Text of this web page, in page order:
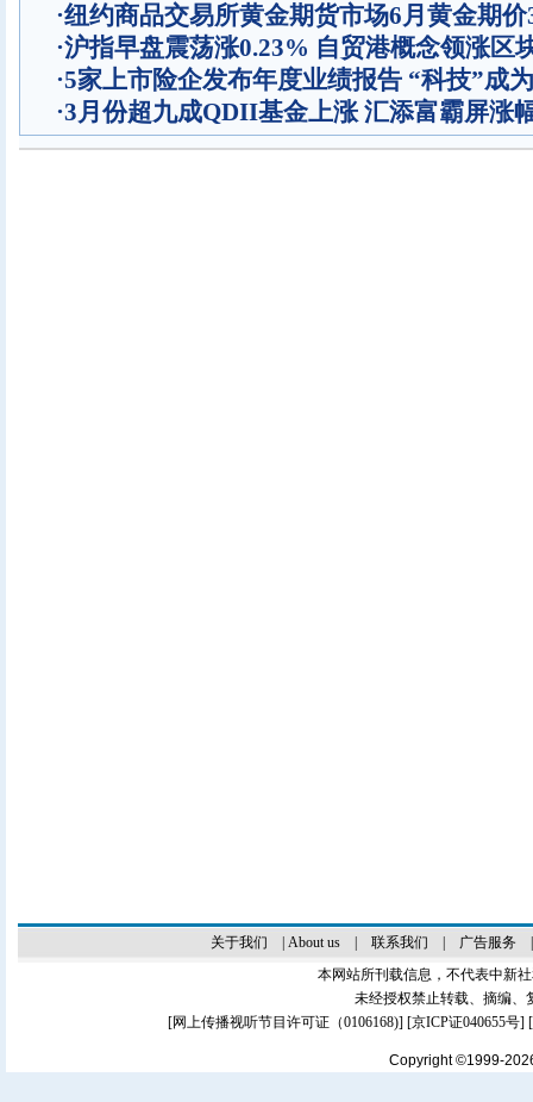
·纽约商品交易所黄金期货市场6月黄金期价
·沪指早盘震荡涨0.23% 自贸港概念领涨区
·5家上市险企发布年度业绩报告 “科技”成
·3月份超九成QDII基金上涨 汇添富霸屏涨
关于我们 About us| 联系我们 广告服务
本网站所刊载信息，不代表中新
未经授权禁止转载、摘编、
[网上传播视听节目许可证（0106168)] [京ICP证040655号]
Copyright ©1999-